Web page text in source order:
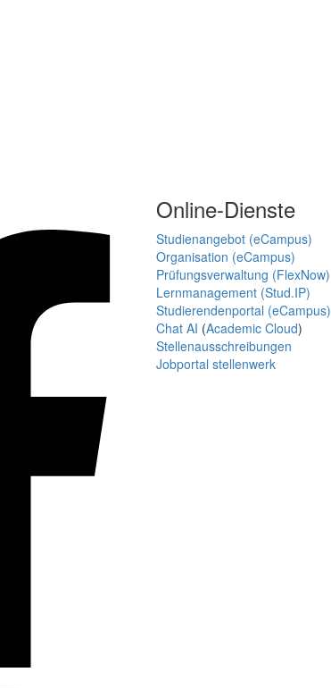
Online-Dienste
Studienangebot (eCampus)
Organisation (eCampus)
Prüfungsverwaltung (FlexNow)
Lernmanagement (Stud.IP)
Studierendenportal (eCampus)
Chat AI (Academic Cloud)
Stellenausschreibungen
Jobportal stellenwerk